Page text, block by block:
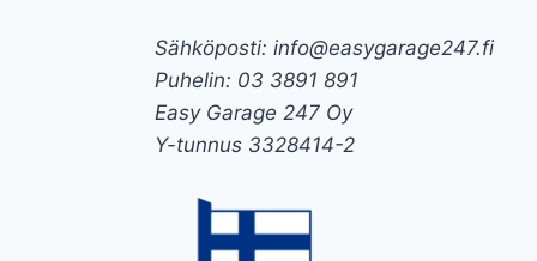
Sähköposti: info@easygarage247.fi
Puhelin: 03 3891 891
Easy Garage 247 Oy
Y-tunnus 3328414-2